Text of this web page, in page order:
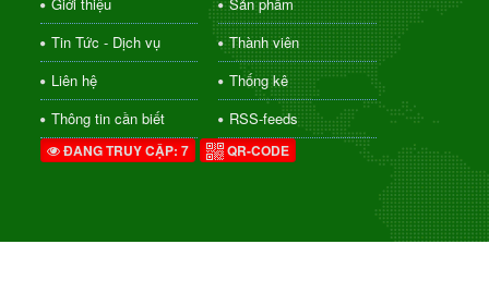
Tin Tức - Dịch vụ
Thành viên
Liên hệ
Thống kê
Thông tin cần biết
RSS-feeds
ĐANG TRUY CẬP: 7 QR-CODE